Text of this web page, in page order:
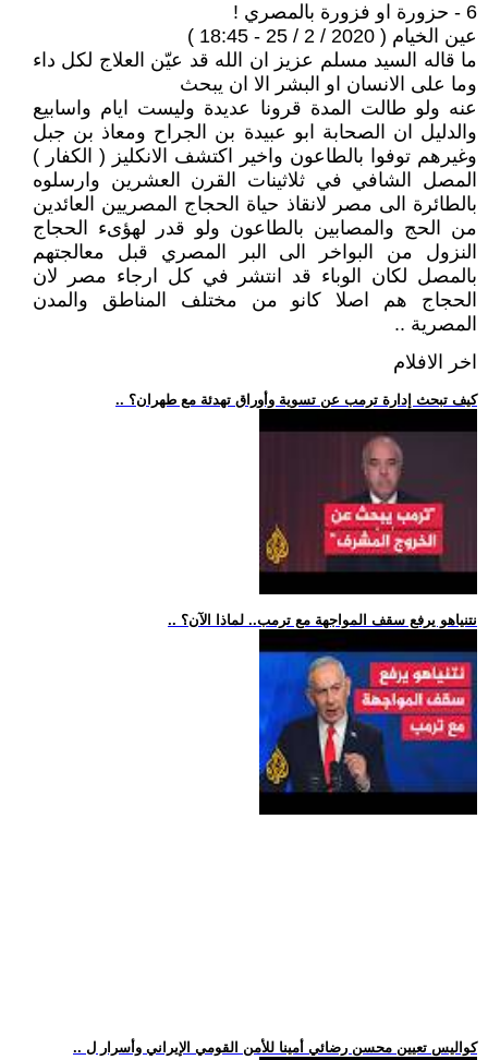
6 - حزورة او فزورة بالمصري !
عين الخيام ( 2020 / 2 / 25 - 18:45 )
ما قاله السيد مسلم عزيز ان الله قد عيّن العلاج لكل داء
وما على الانسان او البشر الا ان يبحث
عنه ولو طالت المدة قرونا عديدة وليست ايام واسابيع
والدليل ان الصحابة ابو عبيدة بن الجراح ومعاذ بن جبل
وغيرهم توفوا بالطاعون واخير اكتشف الانكليز ( الكفار )
المصل الشافي في ثلاثينات القرن العشرين وارسلوه
بالطائرة الى مصر لانقاذ حياة الحجاج المصريين العائدين
من الحج والمصابين بالطاعون ولو قدر لهؤىء الحجاج
النزول من البواخر الى البر المصري قبل معالجتهم
بالمصل لكان الوباء قد انتشر في كل ارجاء مصر لان
الحجاج هم اصلا كانو من مختلف المناطق والمدن
المصرية ..
اخر الافلام
.. كيف تبحث إدارة ترمب عن تسوية وأوراق تهدئة مع طهران؟
.. نتنياهو يرفع سقف المواجهة مع ترمب.. لماذا الآن؟
.. كواليس تعيين محسن رضائي أمينا للأمن القومي الإيراني وأسرار ل